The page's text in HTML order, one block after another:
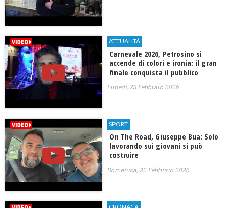
ATTUALITÀ
Carnevale 2026, Petrosino si
accende di colori e ironia: il gran
finale conquista il pubblico
Lunedì, 23 Febbraio 2026
SPORT
On The Road, Giuseppe Bua: Solo
lavorando sui giovani si può
costruire
Domenica, 22 Febbraio 2026
CRONACA